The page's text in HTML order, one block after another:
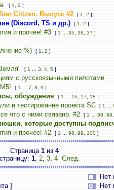
[ 1 2 ]
Citizen. Выпуск #2 [ 1 2 ]
(Discord, TS и др.) [ 1 2 ]
и прочее! #3 [ 1 35 36 37 ]
%)
[ 1 2 ]
[ 1 3 4 5 ]
с русскоязычными пилотами
[ 1 7 8 9 ]
обсуждения [ 1 16 17 18 ]
и тестирование проекта SC [ 1
что с ними связано. #2 [ 1 98 99
которые доступны
и прочее! #2
[ 1 98 99 100 ]
Страница 1 из 4
1, 2, 3, 4 След.
Нет
]
Нет